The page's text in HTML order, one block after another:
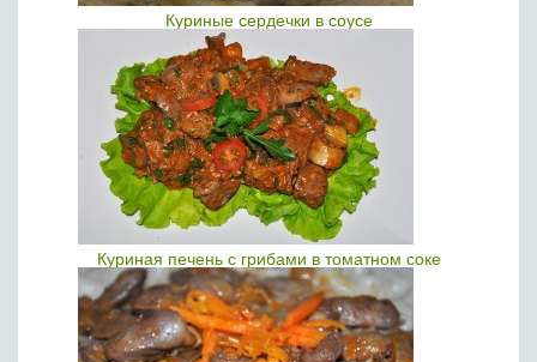
Куриные сердечки в соусе
Куриная печень с грибами в томатном соке